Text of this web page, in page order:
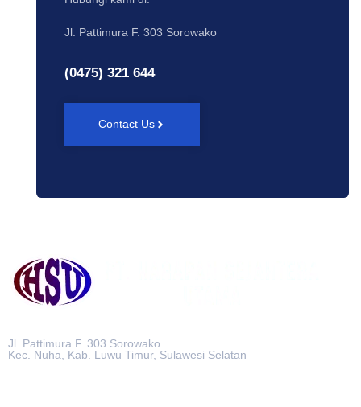
Jl. Pattimura F. 303 Sorowako
(0475) 321 644
Contact Us
Jl. Pattimura F. 303 Sorowako
Kec. Nuha, Kab. Luwu Timur, Sulawesi Selatan